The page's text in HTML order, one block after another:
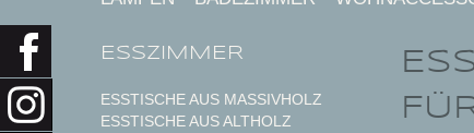
ESSZIMMER
ESSTISCHE AUS MASSIVHOLZ
ESSTISCHE AUS ALTHOLZ